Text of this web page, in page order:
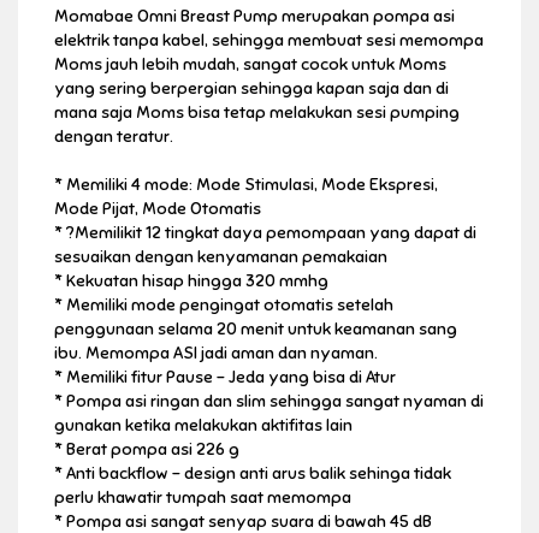
Momabae Omni Breast Pump merupakan pompa asi
elektrik tanpa kabel, sehingga membuat sesi memompa
Moms jauh lebih mudah, sangat cocok untuk Moms
yang sering berpergian sehingga kapan saja dan di
mana saja Moms bisa tetap melakukan sesi pumping
dengan teratur.
* Memiliki 4 mode: Mode Stimulasi, Mode Ekspresi,
Mode Pijat, Mode Otomatis
* ?Memilikit 12 tingkat daya pemompaan yang dapat di
sesuaikan dengan kenyamanan pemakaian
* Kekuatan hisap hingga 320 mmhg
* Memiliki mode pengingat otomatis setelah
penggunaan selama 20 menit untuk keamanan sang
ibu. Memompa ASI jadi aman dan nyaman.
* Memiliki fitur Pause – Jeda yang bisa di Atur
* Pompa asi ringan dan slim sehingga sangat nyaman di
gunakan ketika melakukan aktifitas lain
* Berat pompa asi 226 g
* Anti backflow – design anti arus balik sehinga tidak
perlu khawatir tumpah saat memompa
* Pompa asi sangat senyap suara di bawah 45 dB